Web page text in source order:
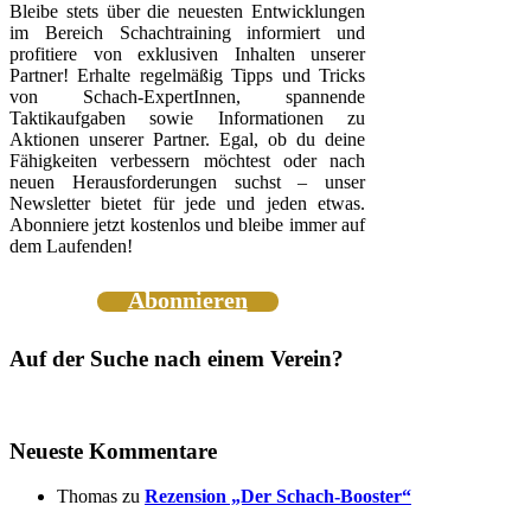
Bleibe stets über die neuesten Entwicklungen
im Bereich Schachtraining informiert und
profitiere von exklusiven Inhalten unserer
Partner! Erhalte regelmäßig Tipps und Tricks
von Schach-ExpertInnen, spannende
Taktikaufgaben sowie Informationen zu
Aktionen unserer Partner. Egal, ob du deine
Fähigkeiten verbessern möchtest oder nach
neuen Herausforderungen suchst – unser
Newsletter bietet für jede und jeden etwas.
Abonniere jetzt kostenlos und bleibe immer auf
dem Laufenden!
Abonnieren
Auf der Suche nach einem Verein?
Neueste Kommentare
Thomas zu Rezension „Der Schach-Booster“